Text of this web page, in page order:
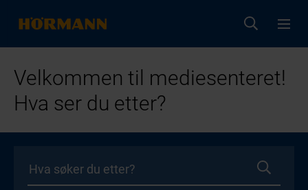
Velkommen til mediesenteret!
Hva ser du etter?